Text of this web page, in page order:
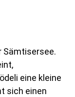
Sämtisersee.
eine kleine
sich einen